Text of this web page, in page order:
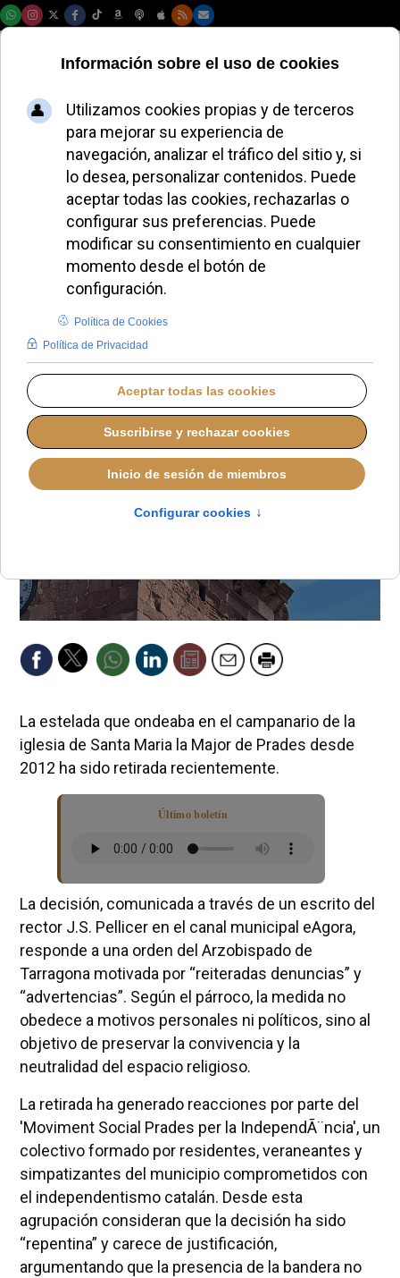
Retiran la estelada
del campanario de
Prades por orden
del arzobispado de
Tarragona
La estelada que ondeaba en el campanario de la
iglesia de Santa Maria la Major de Prades desde
2012 ha sido retirada recientemente.
Último boletín
La decisión, comunicada a través de un escrito del
rector J.S. Pellicer en el canal municipal eAgora,
responde a una orden del Arzobispado de
Tarragona motivada por “reiteradas denuncias” y
“advertencias”. Según el párroco, la medida no
obedece a motivos personales ni políticos, sino al
objetivo de preservar la convivencia y la
neutralidad del espacio religioso.
La retirada ha generado reacciones por parte del
'Moviment Social Prades per la IndependÃ¨ncia', un
colectivo formado por residentes, veraneantes y
simpatizantes del municipio comprometidos con
el independentismo catalán. Desde esta
agrupación consideran que la decisión ha sido
“repentina” y carece de justificación,
argumentando que la presencia de la bandera no